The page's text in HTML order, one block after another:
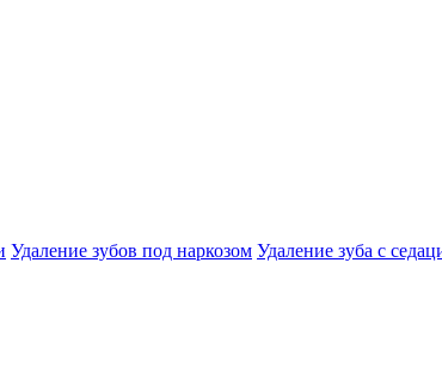
Удаление зубов под наркозом Удаление зуба с